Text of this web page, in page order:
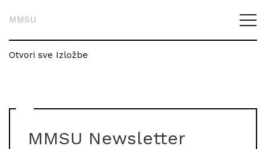
MMSU
Otvori sve Izložbe
MMSU Newsletter